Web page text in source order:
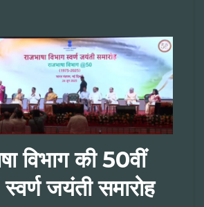
विभाग की 50वीं
स्वर्ण जयंती समारोह